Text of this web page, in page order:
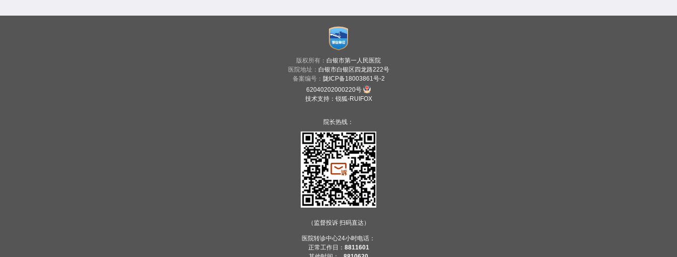
版权所有： 白银市第一人民医院
医院地址： 白银市白银区四龙路222号
备案编号： 陇ICP备18003861号-2
62040202000220号
技术支持： 锐狐-RUIFOX
院长热线：
（监督投诉 扫码直达）
医院转诊中心24小时电话：
正常工作日： 8811601